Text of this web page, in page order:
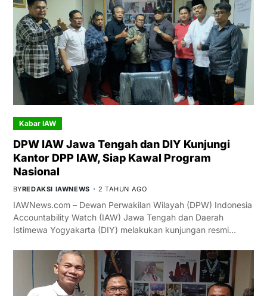
Kabar IAW
DPW IAW Jawa Tengah dan DIY Kunjungi
Kantor DPP IAW, Siap Kawal Program
Nasional
BYREDAKSI IAWNEWS 2 TAHUN AGO
IAWNews.com – Dewan Perwakilan Wilayah (DPW) Indonesia
Accountability Watch (IAW) Jawa Tengah dan Daerah
Istimewa Yogyakarta (DIY) melakukan kunjungan resmi…